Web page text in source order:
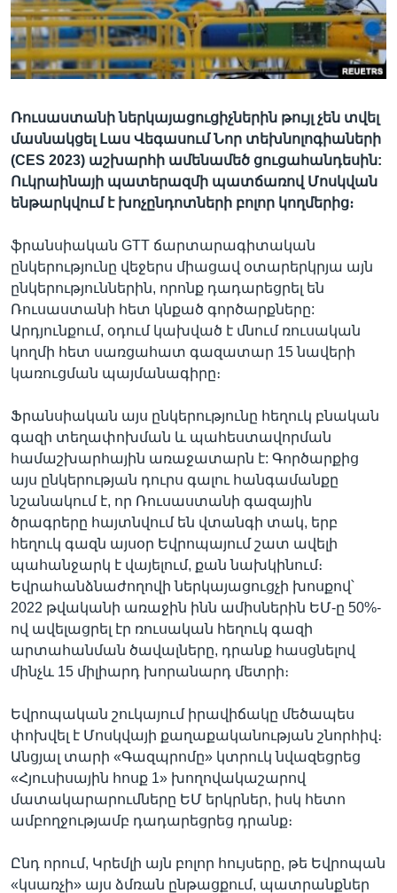
Լեզուներ
Ռուսաստանի ներկայացուցիչներին թույլ չեն տվել
մասնակցել Լաս Վեգասում Նոր տեխնոլոգիաների
(CES 2023) աշխարհի ամենամեծ ցուցահանդեսին:
Ուկրաինայի պատերազմի պատճառով Մոսկվան
ենթարկվում է խոչընդոտների բոլոր կողմերից։
ֆրանսիական GTT ճարտարագիտական
ընկերությունը վեջերս միացավ օտարերկրյա այն
ընկերություններին, որոնք դադարեցրել են
Ռուսաստանի հետ կնքած գործարքները:
Արդյունքում, օդում կախված է մնում ռուսական
կողմի հետ սառցահատ գազատար 15 նավերի
կառուցման պայմանագիրը։
Ֆրանսիական այս ընկերությունը հեղուկ բնական
գազի տեղափոխման և պահեստավորման
համաշխարհային առաջատարն է: Գործարքից
այս ընկերության դուրս գալու հանգամանքը
նշանակում է, որ Ռուսաստանի գազային
ծրագրերը հայտնվում են վտանգի տակ, երբ
հեղուկ գազն այսօր Եվրոպայում շատ ավելի
պահանջարկ է վայելում, քան նախկինում։
Եվրահանձնաժողովի ներկայացուցչի խոսքով՝
2022 թվականի առաջին ինն ամիսներին ԵՄ-ը 50%-
ով ավելացրել էր ռուսական հեղուկ գազի
արտահանման ծավալները, դրանք հասցնելով
մինչև 15 միլիարդ խորանարդ մետրի։
Եվրոպական շուկայում իրավիճակը մեծապես
փոխվել է Մոսկվայի քաղաքականության շնորհիվ։
Անցյալ տարի «Գազպրոմը» կտրուկ նվազեցրեց
«Հյուսիսային հոսք 1» խողովակաշարով
մատակարարումները ԵՄ երկրներ, իսկ հետո
ամբողջությամբ դադարեցրեց դրանք։
Ընդ որում, Կրեմլի այն բոլոր հույսերը, թե Եվրոպան
«կսառչի» այս ձմռան ընթացքում, պատրանքներ